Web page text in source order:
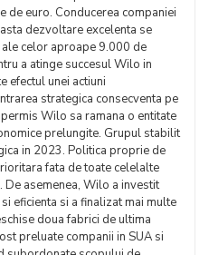
de euro. Conducerea companiei
dezvoltare excelenta se
celor aproape 9.000 de
a atinge succesul Wilo in
efectul unei actiuni
strategica consecventa pe
Wilo sa ramana o entitate
prelungite. Grupul stabilit
in 2023. Politica proprie de
fata de toate celelalte
asemenea, Wilo a investit
eficienta si a finalizat mai multe
doua fabrici de ultima
preluate companii in SUA si